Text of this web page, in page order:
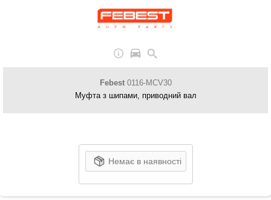
Febest0116-MCV30
Муфта з шипами, приводний вал
Немає в наявності